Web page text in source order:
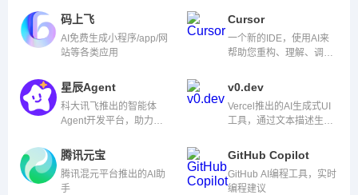
码上飞
AI免费生成小程序/app/网
站等各类应用
Cursor
一个新的IDE，使用AI来
帮助您重构、理解、调试
星辰Agent
科大讯飞推出的智能体
Agent开发平台，助力开
体
v0.dev
Vercel推出的AI生成式UI
工具，通过文本描述生成
腾讯元宝
腾讯混元平台推出的AI助
手
GitHub Copilot
GitHub AI编程工具，实时
编程建议